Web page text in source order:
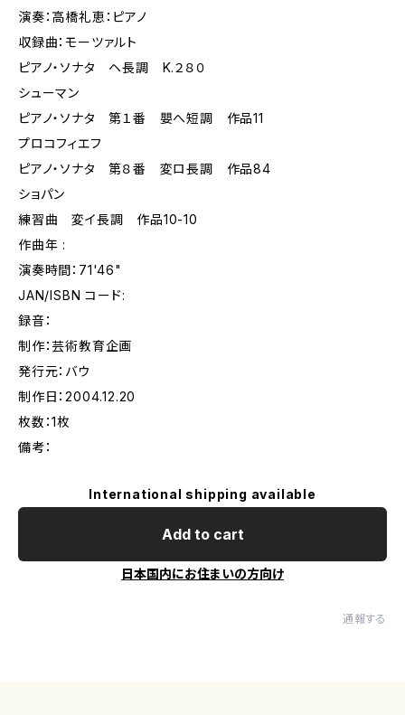
演奏：高橋礼恵：ピアノ
収録曲：モーツァルト
ピアノ・ソナタ ヘ長調 K.２８０
シューマン
ピアノ・ソナタ 第１番 嬰へ短調 作品11
プロコフィエフ
ピアノ・ソナタ 第８番 変ロ長調 作品84
ショパン
練習曲 変イ長調 作品10-10
作曲年 :
演奏時間：71'46"
JAN/ISBN コード:
録音：
制作：芸術教育企画
発行元：バウ
制作日：2004.12.20
枚数：1枚
備考：
International shipping available
Add to cart
日本国内にお住まいの方向け
通報する